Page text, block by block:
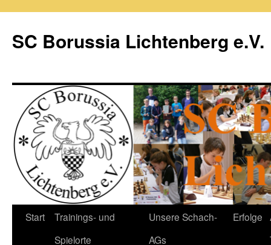
springen
SC Borussia Lichtenberg e.V.
Start
Trainings- und
Spielorte
Unsere Schach-
AGs
Erfolge